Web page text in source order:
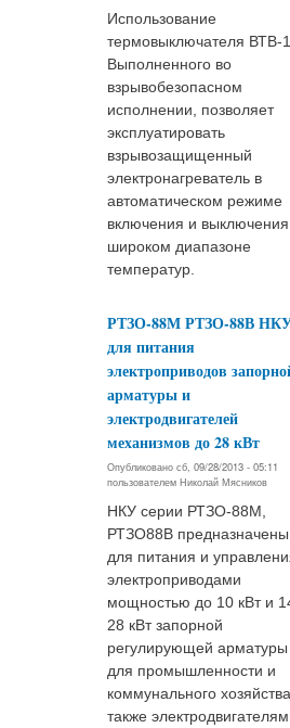
Использование
термовыключателя ВТВ-
Выполненного во
взрывобезопасном
исполнении, позволяет
эксплуатировать
взрывозащищенный
электронагреватель в
автоматическом режиме
включения и
широком диапазоне
температур.
РТЗО-88М РТЗО-88В
для питания
электроприводов
арматуры и
электродвигателей
механизмов до 28 кВт
Опубликовано сб, 09/28/2013 - 05:11
пользователем Николай Мясников
НКУ серии РТЗО-88М,
РТЗО88В предназначены
для питания и
электроприводами
мощностью до 10 кВт и
28 кВт запорной
регулирующей арматуры
для промышленности и
коммунального
также